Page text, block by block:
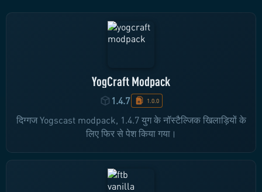
YogCraft Modpack
1.4.7 1.0.0
दिग्गज Yogscast modpack, 1.4.7 युग के नॉस्टैल्जिक खिलाड़ियों के
लिए फिर से पेश किया गया।